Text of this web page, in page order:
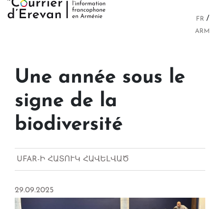
FR
ARM
Une année sous le
signe de la
biodiversité
UFAR-Ի ՀԱՏՈՒԿ ՀԱՎԵԼՎԱԾ
29.09.2025